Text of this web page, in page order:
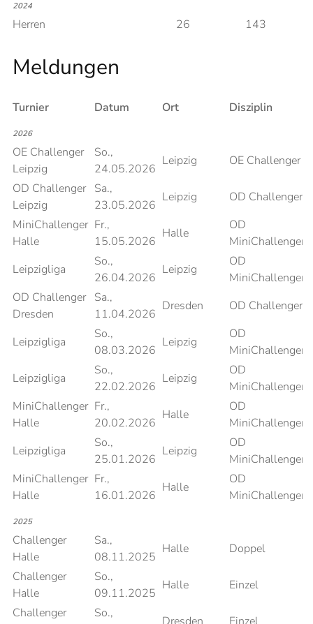
2024
Herren 26 143
Meldungen
Turnier Datum Ort Disziplin
2026
OE Challenger
Leipzig
So.,
24.05.2026
Leipzig
OE Challenger
OD Challenger
Leipzig
Sa.,
23.05.2026
Leipzig
OD Challenger
MiniChallenger
Halle
Fr.,
15.05.2026
Halle
OD
MiniChallenger
Leipzigliga
So.,
26.04.2026
Leipzig
OD
MiniChallenger
OD Challenger
Dresden
Sa.,
11.04.2026
Dresden OD Challenger
Leipzigliga
So.,
08.03.2026
Leipzig
OD
MiniChallenger
Leipzigliga
So.,
22.02.2026
Leipzig
OD
MiniChallenger
MiniChallenger
Halle
Fr.,
20.02.2026
Halle
OD
MiniChallenger
Leipzigliga
So.,
25.01.2026
Leipzig
OD
MiniChallenger
MiniChallenger
Halle
Fr.,
16.01.2026
Halle
OD
MiniChallenger
2025
Challenger
Halle
Sa.,
08.11.2025
Halle
Doppel
Challenger
Halle
So.,
09.11.2025
Halle
Einzel
Challenger
So.,